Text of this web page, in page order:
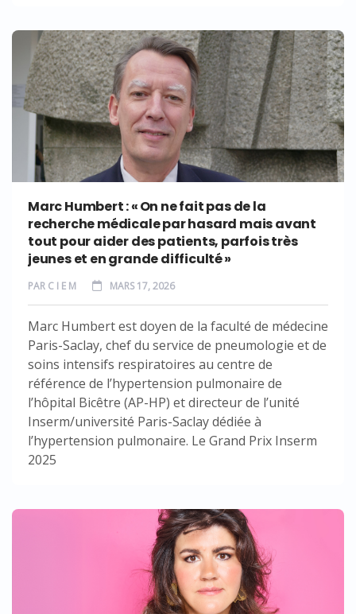
Marc Humbert : « On ne fait pas de la
recherche médicale par hasard mais avant
tout pour aider des patients, parfois très
jeunes et en grande difficulté »
PAR C I E M MARS 17, 2026
Marc Humbert est doyen de la faculté de médecine
Paris-Saclay, chef du service de pneumologie et de
soins intensifs respiratoires au centre de
référence de l’hypertension pulmonaire de
l’hôpital Bicêtre (AP-HP) et directeur de l’unité
Inserm/université Paris-Saclay dédiée à
l’hypertension pulmonaire. Le Grand Prix Inserm
2025